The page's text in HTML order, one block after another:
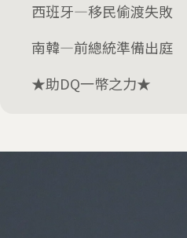
西班牙—移民偷渡失敗
南韓—前總統準備出庭
★助DQ一幣之力★